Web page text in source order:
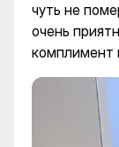
чуть не
очень
комплимент